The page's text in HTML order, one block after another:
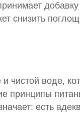
снизить
чистой воде,
есть